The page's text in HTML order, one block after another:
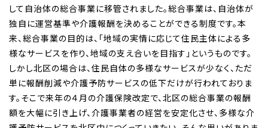
して自治体の総合事業に移管されました。総合事業は、自治体が
独自に運営基準や介護報酬を決めることができる制度です。本
来、総合事業の目的は、「地域の実情に応じて住民主体による多
様なサービスを作り、地域の支え合いを目指す」というものです。
しかし北区の場合は、住民自体の多様なサービスが少なく、ただ
単に報酬削減や介護予防サービスの低下だけが行われておりま
す。そこで来年の４月の介護保険改定で、北区の総合事業の報酬
額を大幅に引き上げ、介護事業者の経営を安定化させ、多様な介